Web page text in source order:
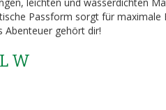
Passform sorgt für
Abenteuer gehört dir!
W